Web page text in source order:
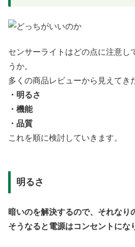
センサーライトはどの点に注意し
うか。
多くの商品レビューから見えてき
・明るさ
・機能
・品質
これを順に検討していきます。
明るさ
暗いのを解決するので、それなり
そうなると電源はコンセントにな